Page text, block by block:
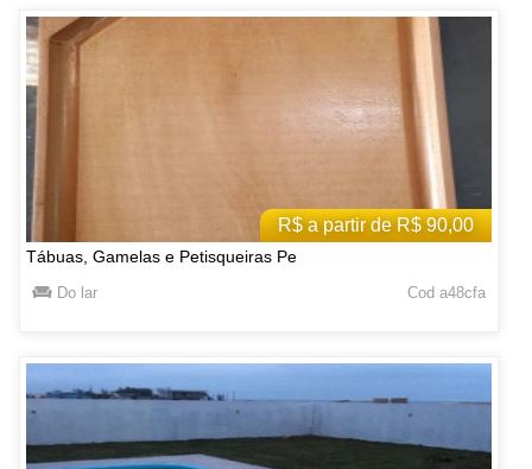
R$ a partir de R$ 90,00
Tábuas, Gamelas e Petisqueiras Pe
Do lar Cod a48cfa